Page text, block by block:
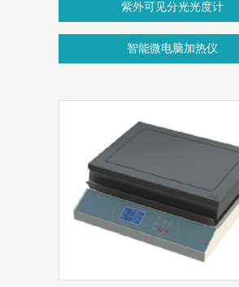
紫外可见分光光度计
智能微电脑加热仪